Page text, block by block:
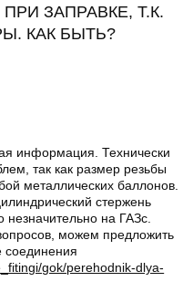
ЗАПРАВКЕ, Т.К.
КАК БЫТЬ?
информация. Технически
так как размер резьбы
металлических баллонов.
стержень
незначительно на ГАЗс.
можем предложить
соединения
gok/perehodnik-dlya-